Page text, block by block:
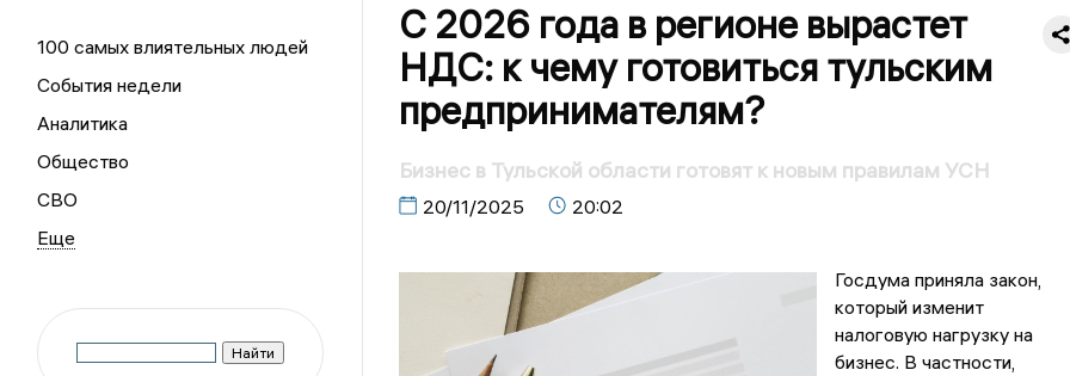
100 самых влиятельных людей
События недели
Аналитика
Общество
СВО
С 2026 года в регионе вырастет
НДС: к чему готовиться тульским
предпринимателям?
Бизнес в Тульской области готовят к новым правилам УСН
20/11/2025 20:02
Госдума приняла закон,
который изменит
налоговую нагрузку на
бизнес. В частности,